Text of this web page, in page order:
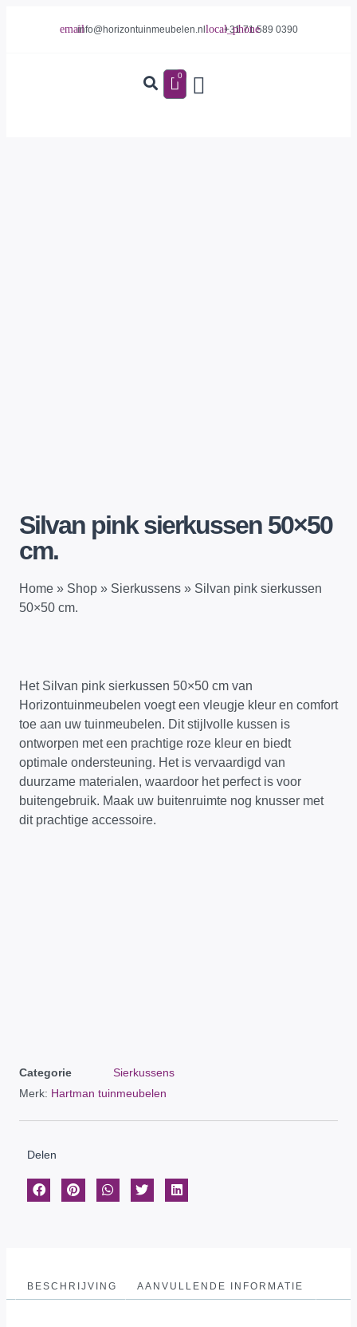
info@horizontuinmeubelen.nl +31 71 589 0390
0
Silvan pink sierkussen 50×50
cm.
Home » Shop » Sierkussens » Silvan pink sierkussen
50×50 cm.
Het Silvan pink sierkussen 50×50 cm van
Horizontuinmeubelen voegt een vleugje kleur en comfort
toe aan uw tuinmeubelen. Dit stijlvolle kussen is
ontworpen met een prachtige roze kleur en biedt
optimale ondersteuning. Het is vervaardigd van
duurzame materialen, waardoor het perfect is voor
buitengebruik. Maak uw buitenruimte nog knusser met
dit prachtige accessoire.
Categorie
Sierkussens
Merk: Hartman tuinmeubelen
Delen
BESCHRIJVING AANVULLENDE INFORMATIE